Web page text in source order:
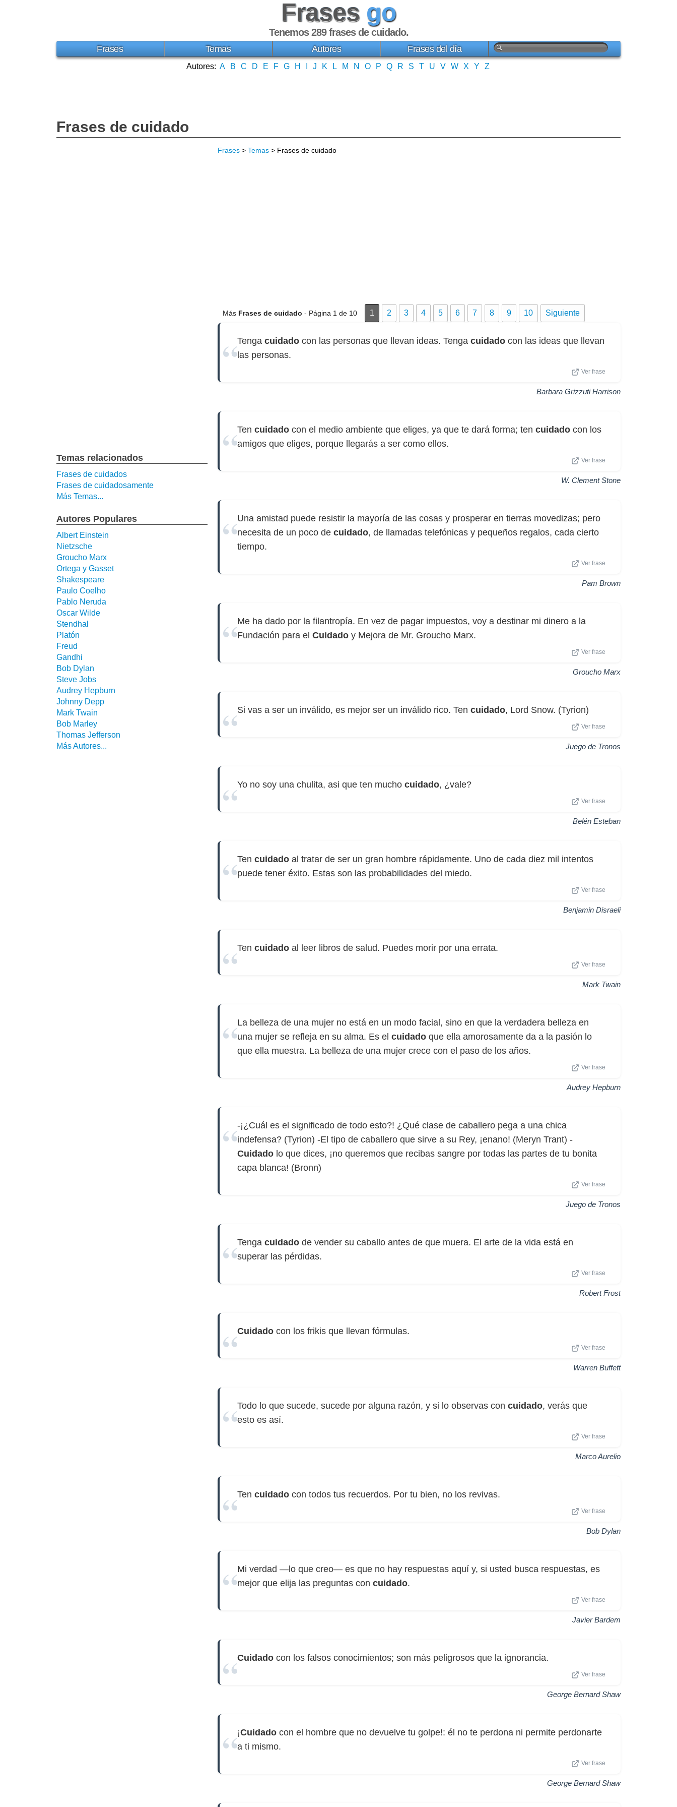
Frases go
Tenemos 289frases de cuidado.
Frases Temas Autores Frases del día
Autores: A B C D E F G H J K L M N O P Q R S T U V W X Y Z
Frases de cuidado
Frases > Temas > Frases de cuidado
Más Frases de cuidado - Página 1 de 10 1 2 3 4 5 6 7 8 9 10 Siguiente
Tenga cuidado con las personas que llevan ideas. Tenga cuidado con las ideas que llevan
las personas.
Ver frase
Barbara Grizzuti Harrison
Ten cuidado con el medio ambiente que eliges, ya que te dará forma; ten cuidado con los
amigos que eliges, porque llegarás a ser como ellos.
Ver frase
W. Clement Stone
Una amistad puede resistir la mayoría de las cosas y prosperar en tierras movedizas; pero
necesita de un poco de cuidado, de llamadas telefónicas y pequeños regalos, cada cierto
tiempo.
Ver frase
Pam Brown
Me ha dado por la filantropía. En vez de pagar impuestos, voy a destinar mi dinero a la
Fundación para el Cuidado y Mejora de Mr. Groucho Marx.
Ver frase
Groucho Marx
Si vas a ser un inválido, es mejor ser un inválido rico. Ten cuidado, Lord Snow. (Tyrion)
Ver frase
Juego de Tronos
Yo no soy una chulita, asi que ten mucho cuidado, ¿vale?
Ver frase
Belén Esteban
Ten cuidado al tratar de ser un gran hombre rápidamente. Uno de cada diez mil intentos
puede tener éxito. Estas son las probabilidades del miedo.
Ver frase
Benjamin Disraeli
Ten cuidado al leer libros de salud. Puedes morir por una errata.
Ver frase
Mark Twain
La belleza de una mujer no está en un modo facial, sino en que la verdadera belleza en
una mujer se refleja en su alma. Es el cuidado que ella amorosamente da a la pasión lo
que ella muestra. La belleza de una mujer crece con el paso de los años.
Ver frase
Audrey Hepburn
-¡¿Cuál es el significado de todo esto?! ¿Qué clase de caballero pega a una chica
indefensa? (Tyrion) -El tipo de caballero que sirve a su Rey, ¡enano! (Meryn Trant) -
Cuidado lo que dices, ¡no queremos que recibas sangre por todas las partes de tu bonita
capa blanca! (Bronn)
Ver frase
Juego de Tronos
Tenga cuidado de vender su caballo antes de que muera. El arte de la vida está en
superar las pérdidas.
Ver frase
Robert Frost
Cuidado con los frikis que llevan fórmulas.
Ver frase
Warren Buffett
Todo lo que sucede, sucede por alguna razón, y si lo observas con cuidado, verás que
esto es así.
Ver frase
Marco Aurelio
Ten cuidado con todos tus recuerdos. Por tu bien, no los revivas.
Ver frase
Bob Dylan
Mi verdad —lo que creo— es que no hay respuestas aquí y, si usted busca respuestas, es
mejor que elija las preguntas con cuidado.
Ver frase
Javier Bardem
Cuidado con los falsos conocimientos; son más peligrosos que la ignorancia.
Ver frase
George Bernard Shaw
¡Cuidado con el hombre que no devuelve tu golpe!: él no te perdona ni permite perdonarte
a ti mismo.
Ver frase
George Bernard Shaw
Temas relacionados
Frases de cuidados
Frases de cuidadosamente
Más Temas...
Autores Populares
Albert Einstein
Nietzsche
Groucho Marx
Ortega y Gasset
Shakespeare
Paulo Coelho
Pablo Neruda
Oscar Wilde
Stendhal
Platón
Freud
Gandhi
Bob Dylan
Steve Jobs
Audrey Hepburn
Johnny Depp
Mark Twain
Bob Marley
Thomas Jefferson
Más Autores...